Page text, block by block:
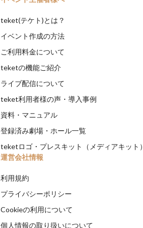
teket(テケト)とは？
イベント作成の方法
ご利用料金について
teketの機能ご紹介
ライブ配信について
teket利用者様の声・導入事例
資料・マニュアル
登録済み劇場・ホール一覧
teketロゴ・プレスキット（メディアキット）
運営会社情報
利用規約
プライバシーポリシー
Cookieの利用について
個人情報の取り扱いについて